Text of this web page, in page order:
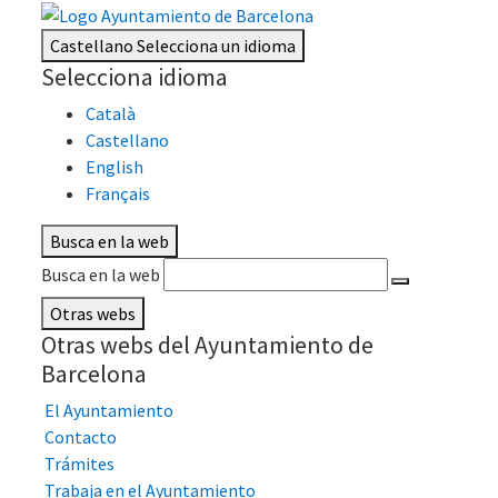
CastellanoSelecciona un idioma
Selecciona idioma
Català
Castellano
English
Français
Busca en la web
Busca en la web
Otras webs
Otras webs del Ayuntamiento de
Barcelona
El Ayuntamiento
Contacto
Trámites
Trabaja en el Ayuntamiento